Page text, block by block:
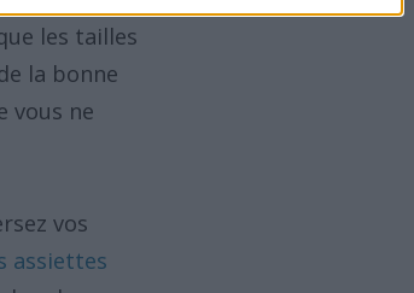
les tailles
la bonne
vous ne
vos
assiettes